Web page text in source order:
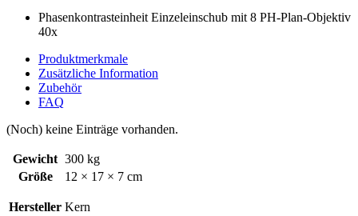
Phasenkontrasteinheit Einzeleinschub mit 8 PH-Plan-Objektiv
40x
Produktmerkmale
Zusätzliche Information
Zubehör
FAQ
(Noch) keine Einträge vorhanden.
Gewicht 300 kg
Größe
12 × 17 × 7 cm
Hersteller Kern